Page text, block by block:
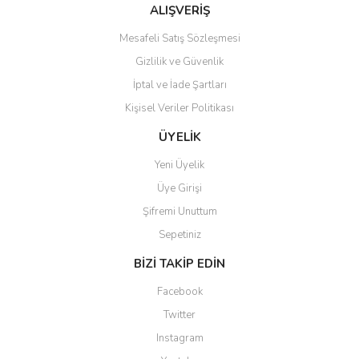
Bu ürüne benzer farklı alternatifler olmalı.
Gönder
ALIŞVERİŞ
Mesafeli Satış Sözleşmesi
Gizlilik ve Güvenlik
İptal ve İade Şartları
Kişisel Veriler Politikası
ÜYELİK
Yeni Üyelik
Üye Girişi
Şifremi Unuttum
Sepetiniz
BİZİ TAKİP EDİN
Facebook
Twitter
Instagram